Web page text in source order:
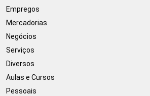
Empregos
Mercadorias
Negócios
Serviços
Diversos
Aulas e Cursos
Pessoais